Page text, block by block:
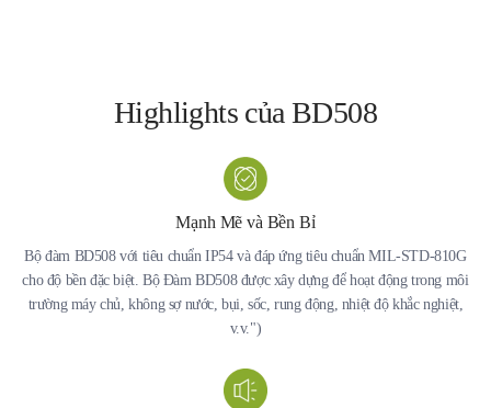
Highlights của BD508
Mạnh Mẽ và Bền Bỉ
Bộ đàm BD508 với tiêu chuẩn IP54 và đáp ứng tiêu chuẩn MIL-STD-810G
cho độ bền đặc biệt. Bộ Đàm BD508 được xây dựng để hoạt động trong môi
trường máy chủ, không sợ nước, bụi, sốc, rung động, nhiệt độ khắc nghiệt,
v.v.")